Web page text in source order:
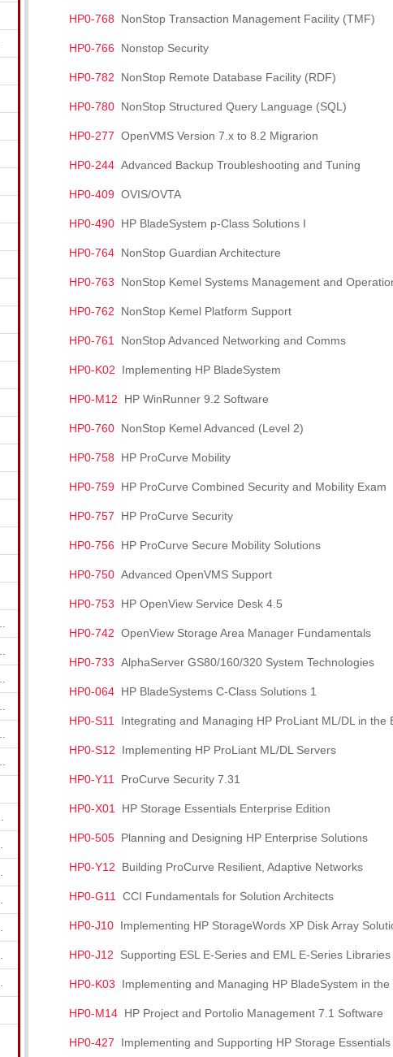
HP0-768 NonStop Transaction Management Facility (TMF)
HP0-766 Nonstop Security
HP0-782 NonStop Remote Database Facility (RDF)
HP0-780 NonStop Structured Query Language (SQL)
HP0-277 OpenVMS Version 7.x to 8.2 Migrarion
HP0-244 Advanced Backup Troubleshooting and Tuning
HP0-409 OVIS/OVTA
HP0-490 HP BladeSystem p-Class Solutions I
HP0-764 NonStop Guardian Architecture
HP0-763 NonStop Kemel Systems Management and
HP0-762 NonStop Kemel Platform Support
HP0-761 NonStop Advanced Networking and Comms
HP0-K02 Implementing HP BladeSystem
HP0-M12 HP WinRunner 9.2 Software
HP0-760 NonStop Kemel Advanced (Level 2)
HP0-758 HP ProCurve Mobility
HP0-759 HP ProCurve Combined Security and Mobility Exam
HP0-757 HP ProCurve Security
HP0-756 HP ProCurve Secure Mobility Solutions
HP0-750 Advanced OpenVMS Support
HP0-753 HP OpenView Service Desk 4.5
HP0-742 OpenView Storage Area Manager Fundamentals
HP0-733 AlphaServer GS80/160/320 System Technologies
HP0-064 HP BladeSystems C-Class Solutions 1
HP0-S11 Integrating and Managing HP ProLiant ML/DL in the
HP0-S12 Implementing HP ProLiant ML/DL Servers
HP0-Y11 ProCurve Security 7.31
HP0-X01 HP Storage Essentials Enterprise Edition
HP0-505 Planning and Designing HP Enterprise Solutions
HP0-Y12 Building ProCurve Resilient, Adaptive Networks
HP0-G11 CCI Fundamentals for Solution Architects
HP0-J10 Implementing HP StorageWords XP Disk Array
HP0-J12 Supporting ESL E-Series and EML E-Series Libraries
HP0-K03 Implementing and Managing HP BladeSystem in
HP0-M14 HP Project and Portolio Management 7.1 Software
HP0-427 Implementing and Supporting HP Storage